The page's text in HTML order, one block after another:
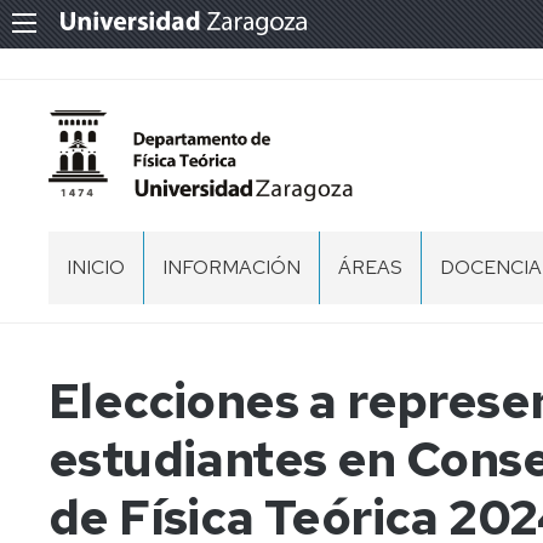
INICIO INFORMACIÓN ÁREAS
Y
NUCLEAR
FÍSICA
LA
DOCENCIA
GRADO
FÍSICA
GRADO
Elecciones a
estudiantes en
de Física Teórica